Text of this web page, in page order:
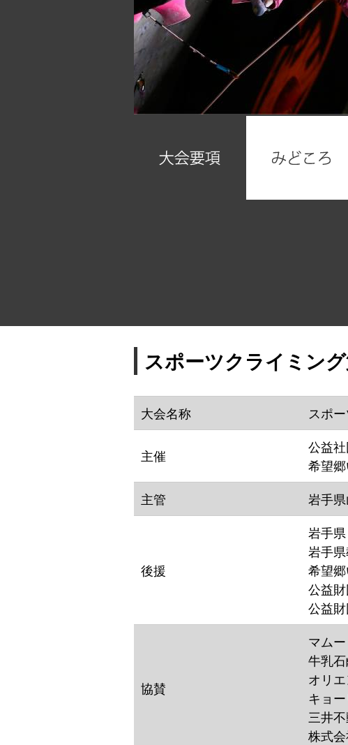
スポーツクライミン
大会名称 スポ
主催
公益
希望
主管
岩手
後援
岩手県
岩手
希望
公益
公益
協賛
マム
牛乳
オリ
キョ
三井
株式